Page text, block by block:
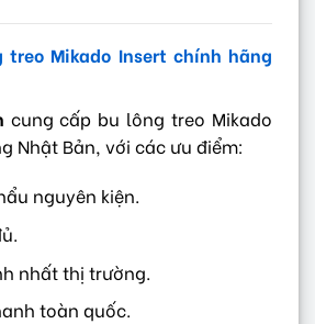
treo Mikado Insert chính hãng
cung cấp bu lông treo Mikado
Nhật Bản, với các ưu điểm:
nguyên kiện.
nhất thị trường.
toàn quốc.